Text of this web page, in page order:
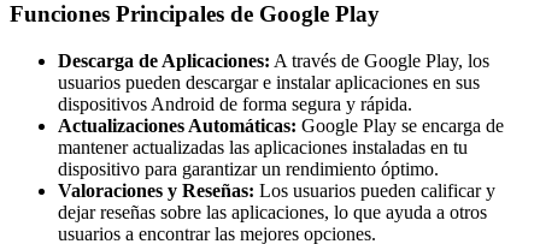
Funciones Principales de Google Play
Descarga de Aplicaciones: A través de Google Play, los
usuarios pueden descargar e instalar aplicaciones en sus
dispositivos Android de forma segura y rápida.
Actualizaciones Automáticas: Google Play se encarga de
mantener actualizadas las aplicaciones instaladas en tu
dispositivo para garantizar un rendimiento óptimo.
Valoraciones y Reseñas: Los usuarios pueden calificar y
dejar reseñas sobre las aplicaciones, lo que ayuda a otros
usuarios a encontrar las mejores opciones.